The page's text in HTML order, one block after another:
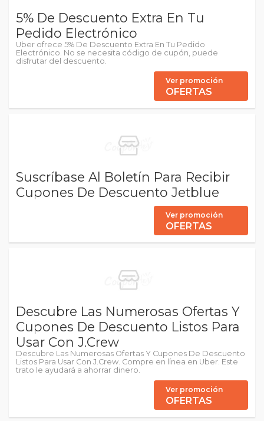
5% De Descuento Extra En Tu
Pedido Electrónico
Uber ofrece 5% De Descuento Extra En Tu Pedido
Electrónico. No se necesita código de cupón, puede
disfrutar del descuento.
Ver promoción
OFERTAS
Suscríbase Al Boletín Para Recibir
Cupones De Descuento Jetblue
Ver promoción
OFERTAS
Descubre Las Numerosas Ofertas Y
Cupones De Descuento Listos Para
Usar Con J.Crew
Descubre Las Numerosas Ofertas Y Cupones De Descuento
Listos Para Usar Con J.Crew. Compre en línea en Uber. Este
trato le ayudará a ahorrar dinero.
Ver promoción
OFERTAS